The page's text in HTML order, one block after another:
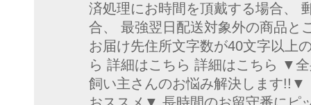
済処理にお時間を頂戴する場合、
合、 最強翌日配送対象外の商品と
お届け先住所文字数が40文字以上
ら 詳細はこちら 詳細はこちら ▼
飼い主さんのお悩み解決します